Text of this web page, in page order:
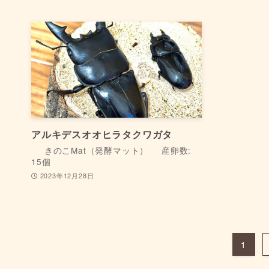
アルキデスオオヒラタクワガタ
きのこMat（発酵マット）
産卵数:
15個
2023年12月28日
1